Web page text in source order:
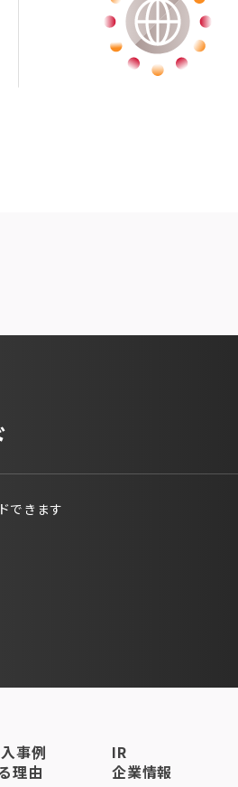
できます
事例
理由
IR
企業情報